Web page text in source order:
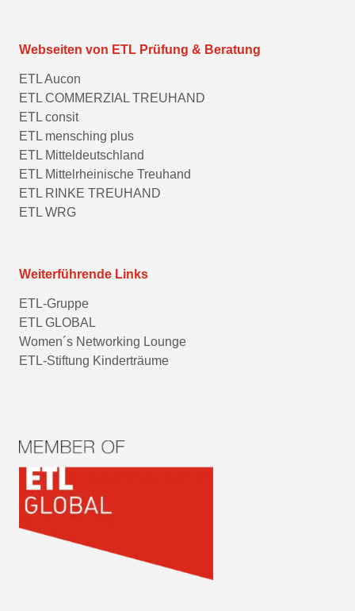
Webseiten von ETL Prüfung & Beratung
ETL Aucon
ETL COMMERZIAL TREUHAND
ETL consit
ETL mensching plus
ETL Mitteldeutschland
ETL Mittelrheinische Treuhand
ETL RINKE TREUHAND
ETL WRG
Weiterführende Links
ETL-Gruppe
ETL GLOBAL
Women´s Networking Lounge
ETL-Stiftung Kinderträume